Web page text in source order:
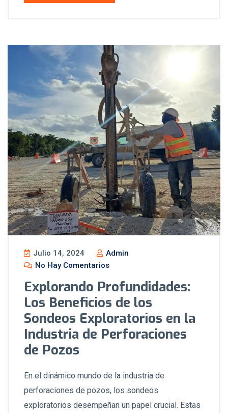
Julio 14, 2024
Admin
No Hay Comentarios
Explorando Profundidades:
Los Beneficios de los
Sondeos Exploratorios en la
Industria de Perforaciones
de Pozos
En el dinámico mundo de la industria de
perforaciones de pozos, los sondeos
exploratorios desempeñan un papel crucial. Estas